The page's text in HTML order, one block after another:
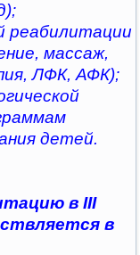
реабилитации
массаж,
ЛФК, АФК);
детей.
в III
в